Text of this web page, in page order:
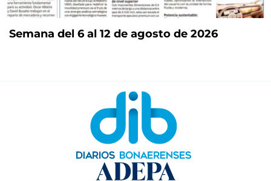
Semana del 6 al 12 de agosto de 2026